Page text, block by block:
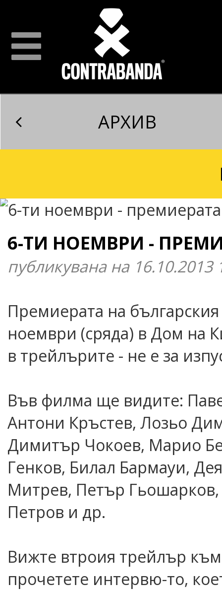
АРХИВ
6-ТИ НОЕМВРИ -
публикувана на 16.10.2013
Премиерата на
ноември (сряда) в Дом на
в трейлърите - не е за
Във филма ще видите:
Антони Кръстев, Лозьо
Димитър Чокоев, Марио
Генков, Билал Бармауи,
Митрев, Петър
Петров и др.
Вижте втроия трейлър
прочетете интервю-то,